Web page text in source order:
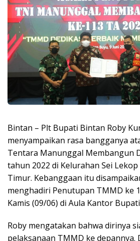
Bintan – Plt Bupati Bintan Roby
menyampaikan rasa bangganya
Tentara Manunggal Membangun
tahun 2022 di Kelurahan Sei
Timur. Kebanggaan itu
menghadiri Penutupan TMMD ke
Kamis (09/06) di Aula Kantor
Roby mengatakan bahwa dirinya
pelaksanaan TMMD ke depannya.